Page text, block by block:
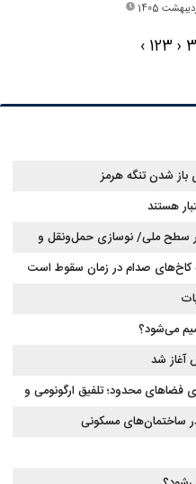
‹
123
›
باز شدن تنگه هرمز
هستند
در سطح ملی/ نوسازی حمل‌ونقل و
کاخ‌های صدام در زمان سقوط است
می‌شود؟
آغاز شد
فضاهای محدود؛ تلفیق ارگونومی و
ساختمان‌های مسکونی